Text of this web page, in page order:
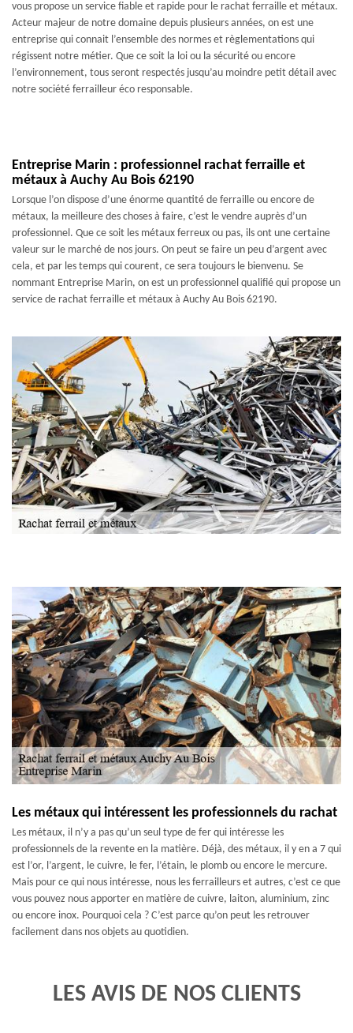
vous propose un service fiable et rapide pour le rachat ferraille et métaux.
Acteur majeur de notre domaine depuis plusieurs années, on est une
entreprise qui connait l’ensemble des normes et règlementations qui
régissent notre métier. Que ce soit la loi ou la sécurité ou encore
l’environnement, tous seront respectés jusqu’au moindre petit détail avec
notre société ferrailleur éco responsable.
Entreprise Marin : professionnel rachat ferraille et
métaux à Auchy Au Bois 62190
Lorsque l’on dispose d’une énorme quantité de ferraille ou encore de
métaux, la meilleure des choses à faire, c’est le vendre auprès d’un
professionnel. Que ce soit les métaux ferreux ou pas, ils ont une certaine
valeur sur le marché de nos jours. On peut se faire un peu d’argent avec
cela, et par les temps qui courent, ce sera toujours le bienvenu. Se
nommant Entreprise Marin, on est un professionnel qualifié qui propose un
service de rachat ferraille et métaux à Auchy Au Bois 62190.
Les métaux qui intéressent les professionnels du rachat
Les métaux, il n’y a pas qu’un seul type de fer qui intéresse les
professionnels de la revente en la matière. Déjà, des métaux, il y en a 7 qui
est l’or, l’argent, le cuivre, le fer, l’étain, le plomb ou encore le mercure.
Mais pour ce qui nous intéresse, nous les ferrailleurs et autres, c’est ce que
vous pouvez nous apporter en matière de cuivre, laiton, aluminium, zinc
ou encore inox. Pourquoi cela ? C’est parce qu’on peut les retrouver
facilement dans nos objets au quotidien.
LES AVIS DE NOS CLIENTS